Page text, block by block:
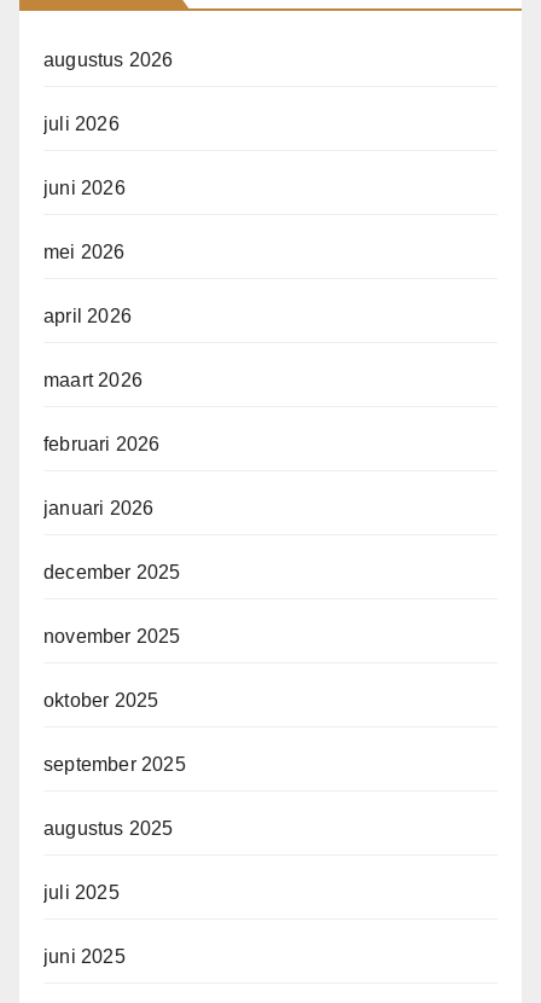
augustus 2026
juli 2026
juni 2026
mei 2026
april 2026
maart 2026
februari 2026
januari 2026
december 2025
november 2025
oktober 2025
september 2025
augustus 2025
juli 2025
juni 2025